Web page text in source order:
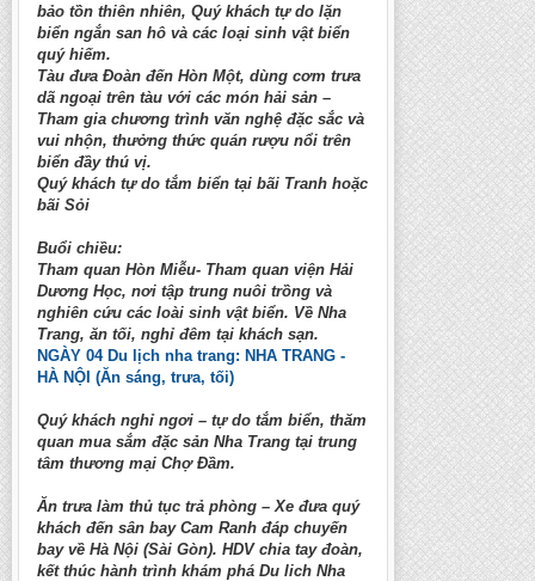
bảo tồn thiên nhiên, Quý khách tự do lặn
biển ngắn san hô và các loại sinh vật biển
quý hiếm.
Tàu đưa Đoàn đến Hòn Một, dùng cơm trưa
dã ngoại trên tàu với các món hải sản –
Tham gia chương trình văn nghệ đặc sắc và
vui nhộn, thưởng thức quán rượu nổi trên
biển đầy thú vị.
Quý khách tự do tắm biển tại bãi Tranh hoặc
bãi Sỏi
Buổi chiều:
Tham quan Hòn Miễu- Tham quan viện Hải
Dương Học, nơi tập trung nuôi trồng và
nghiên cứu các loài sinh vật biển. Về Nha
Trang, ăn tối, nghỉ đêm tại khách sạn.
NGÀY 04 Du lịch nha trang: NHA TRANG -
HÀ NỘI (Ăn sáng, trưa, tối)
Quý khách nghỉ ngơi – tự do tắm biển, thăm
quan mua sắm đặc sản Nha Trang tại trung
tâm thương mại Chợ Đầm.
Ăn trưa làm thủ tục trả phòng – Xe đưa quý
khách đến sân bay Cam Ranh đáp chuyến
bay về Hà Nội (Sài Gòn). HDV chia tay đoàn,
kết thúc hành trình khám phá Du lich Nha